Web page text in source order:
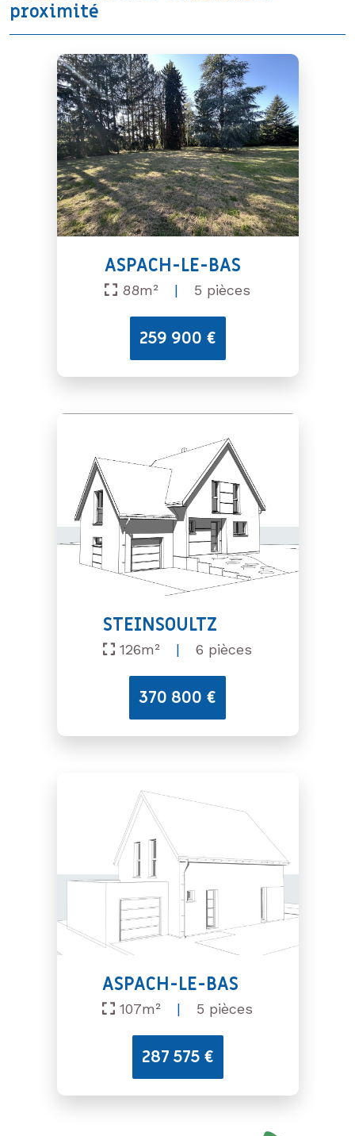
proximité
ASPACH-LE-BAS
88m² | 5 pièces
259 900 €
STEINSOULTZ
126m² | 6 pièces
370 800 €
ASPACH-LE-BAS
107m² | 5 pièces
287 575 €